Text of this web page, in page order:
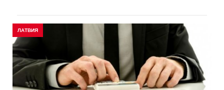
ЛАТВИЯ